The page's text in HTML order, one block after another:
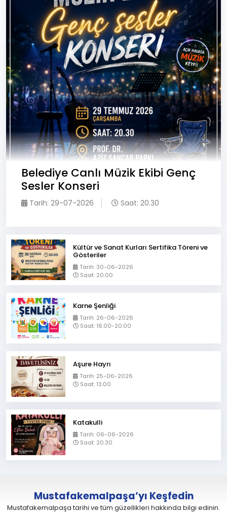
#TozluTezgahlar ’da bu hafta
değirmenci Halil Ayar'ın hikayesine konuk
oluyoruz..
27-07-2026
Bazen küçük bir dokunuş, kocaman bir
gülümseme olur
24-07-2026
Toprağın bereketini üreticimizle
buluşturduk
23-07-2026
İlçemizin düzeni ve vatandaşımızın huzuru
için görev yapan #Zabıta Müdürlüğümüz,
22-07-2026
gerçekleştirdik
17-07-2026
Belediye Canlı Müzik Ekibi Genç
Sesler Konseri
Tarih: 29-07-2026 Saat: 20.30
Kültür ve Sanat Kurları Sertifika Töreni ve
Gösteriler
Tarih: 30-06-2026
Saat: 20.00
Karne Şenliği
Tarih: 26-06-2026
Saat: 16.00-20.00
Aşure Hayrı
Tarih: 25-06-2026
Saat: 13.00
Katakulli
Tarih: 06-06-2026
Saat: 20.30
Mustafakemalpaşa’yı Keşfedin
Mustafakemalpaşa tarihi ve tüm güzellikleri hakkında bilgi edinin.